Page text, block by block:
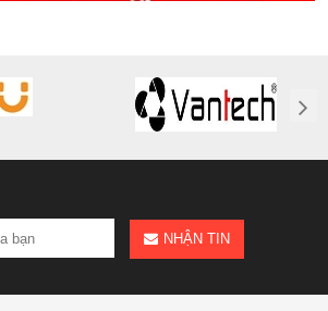
NHẬN TIN